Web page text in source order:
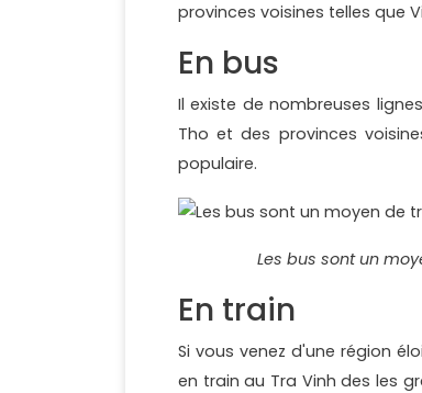
provinces voisines telles que
En bus
Il existe de nombreuses
Tho et des provinces
populaire.
Les bus sont un
En train
Si vous venez d'une région
en train au Tra Vinh des les